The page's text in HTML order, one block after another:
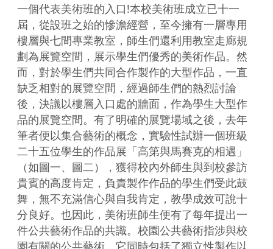
一個代表美術班的入口!本校美術班成立已十一
屆，從設班之始的慘澹經營，至今擁有一層專用
樓層與七間專業教室，師生們還利用教室走廊規
劃為展覽空間，展示學生們優秀的美術作品。然
而，對於學生們共同合作製作的大型作品，一直
缺乏相對的展覽空間，經過師生們的熱烈討論
後，決議以樓層入口處的牆面，作為學生大型作
品的展覽空間。有了明確的展覽場域之後，去年
筆者便以集合藝術的概念，實驗性試辦一個班級
二十五位學生的作品展「高第與馬賽克的相遇」
（如圖一、圖二），獲得校內外師生與到校參訪
貴賓的高度肯定，負責製作作品的學生們受此鼓
舞，無不充滿信心與自我肯定，教學成效可說十
分良好。也因此，美術班師生便有了每年提出一
件公共藝術作品的共識。校園公共藝術指涉與校
園有關的公共藝術，它同時包括了獨立性製作以